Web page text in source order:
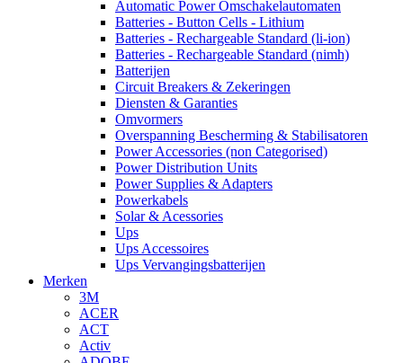
Automatic Power Omschakelautomaten
Batteries - Button Cells - Lithium
Batteries - Rechargeable Standard (li-ion)
Batteries - Rechargeable Standard (nimh)
Batterijen
Circuit Breakers & Zekeringen
Diensten & Garanties
Omvormers
Overspanning Bescherming & Stabilisatoren
Power Accessories (non Categorised)
Power Distribution Units
Power Supplies & Adapters
Powerkabels
Solar & Acessories
Ups
Ups Accessoires
Ups Vervangingsbatterijen
Merken
3M
ACER
ACT
Activ